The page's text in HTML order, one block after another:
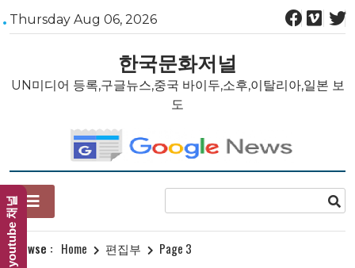
Skip
to
Thursday Aug 06, 2026
한국문화저널
UN미디어 등록,구글뉴스,중국 바이두,소후,이탈리아,일본 보
도
Browse : Home 편집부 Page 3
youtube 채널